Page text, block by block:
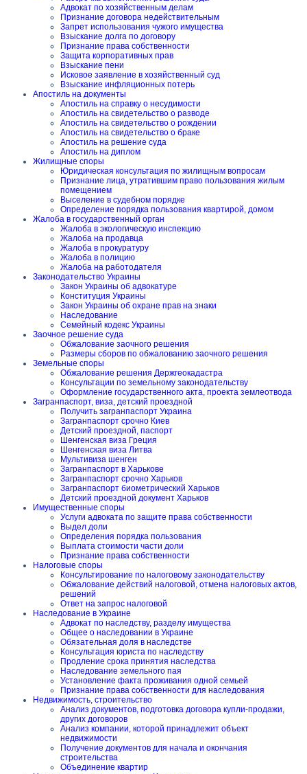
Адвокат по хозяйственным делам
Признание договора недействительным
Запрет использования чужого имущества
Взыскание долга по договору
Признание права собственности
Защита корпоративных прав
Взыскание пени
Исковое заявление в хозяйственный суд
Взыскание инфляционных потерь
Апостиль на документы
Апостиль на справку о несудимости
Апостиль на свидетельство о разводе
Апостиль на свидетельство о рождении
Апостиль на свидетельство о браке
Апостиль на решение суда
Апостиль на диплом
Жилищные споры
Юридическая консультация по жилищным вопросам
Признание лица, утратившим право пользования жилым
помещением
Выселение в судебном порядке
Определение порядка пользования квартирой, домом
Жалоба в государственный орган
Жалоба в экологическую инспекцию
Жалоба на продавца
Жалоба в прокуратуру
Жалоба в полицию
Жалоба на работодателя
Законодательство Украины
Закон Украины об адвокатуре
Конституция Украины
Закон Украины об охране прав на знаки
Наследование
Семейный кодекс Украины
Заочное решение суда
Обжалование заочного решения
Размеры сборов по обжалованию заочного решения
Земельные споры
Обжалование решения Держгеокадастра
Консультации по земельному законодательству
Оформление государственного акта, проекта землеотвода
Загранпаспорт, виза, детский проездной
Получить загранпаспорт Украина
Загранпаспорт срочно Киев
Детский проездной, паспорт
Шенгенская виза Греция
Шенгенская виза Литва
Мультивиза шенген
Загранпаспорт в Харькове
Загранпаспорт срочно Харьков
Загранпаспорт биометрический Харьков
Детский проездной документ Харьков
Имущественные споры
Услуги адвоката по защите права собственности
Выдел доли
Определения порядка пользования
Выплата стоимости части доли
Признание права собственности
Налоговые споры
Консультирование по налоговому законодательству
Обжалование действий налоговой, отмена налоговых актов,
решений
Ответ на запрос налоговой
Наследование в Украине
Адвокат по наследству, разделу имущества
Общее о наследовании в Украине
Обязательная доля в наследстве
Консультация юриста по наследству
Продление срока принятия наследства
Наследование земельного пая
Установление факта проживания одной семьей
Признание права собственности для наследования
Недвижимость, строительство
Анализ документов, подготовка договора купли-продажи,
других договоров
Анализ компании, которой принадлежит объект
недвижимости
Получение документов для начала и окончания
строительства
Объединение квартир